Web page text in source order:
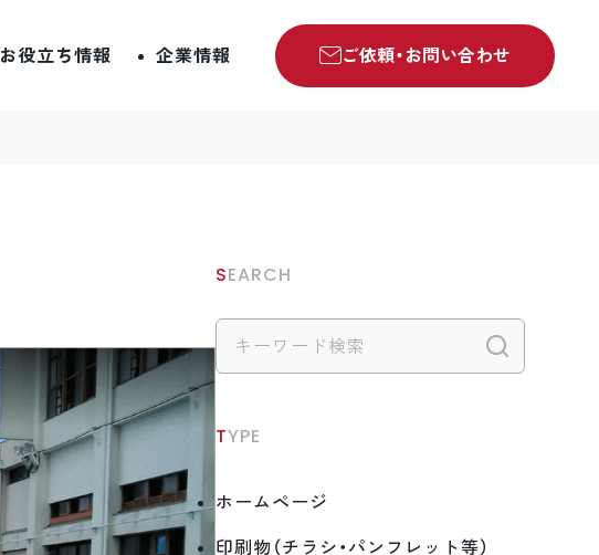
お役立ち情報 企業情報 ご依頼・お問い合わせ
SEARCH
TYPE
ホームページ
印刷物（チラシ・パンフレット等）